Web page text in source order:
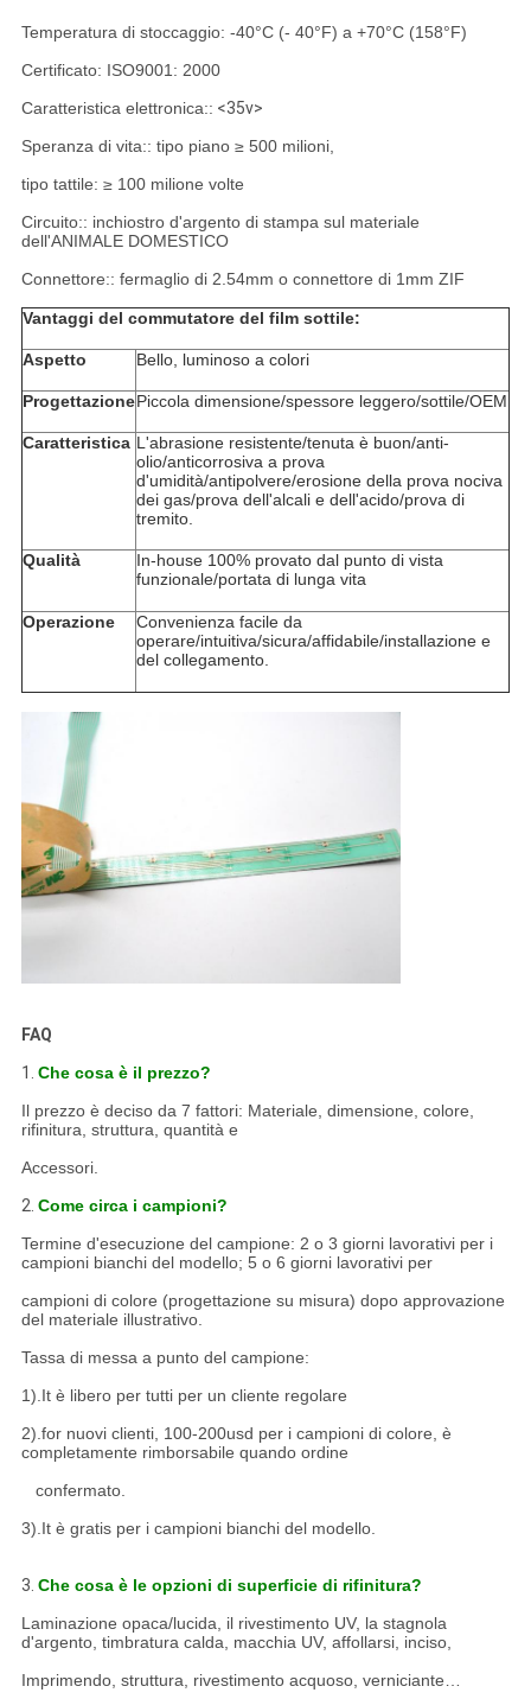
Temperatura di stoccaggio: -40°C (- 40°F) a +70°C (158°F)
Certificato: ISO9001: 2000
Caratteristica elettronica:: <35v>
Speranza di vita:: tipo piano ≥ 500 milioni,
tipo tattile: ≥ 100 milione volte
Circuito:: inchiostro d'argento di stampa sul materiale
dell'ANIMALE DOMESTICO
Connettore:: fermaglio di 2.54mm o connettore di 1mm ZIF
Vantaggi del commutatore del film sottile:
Aspetto Bello, luminoso a colori
ProgettazionePiccola dimensione/spessore leggero/sottile/OEM
Caratteristica L'abrasione resistente/tenuta è buon/anti-
olio/anticorrosiva a prova
d'umidità/antipolvere/erosione della prova nociva
dei gas/prova dell'alcali e dell'acido/prova di
tremito.
Qualità
In-house 100% provato dal punto di vista
funzionale/portata di lunga vita
Operazione
Convenienza facile da
operare/intuitiva/sicura/affidabile/installazione e
del collegamento.
FAQ
1. Che cosa è il prezzo?
Il prezzo è deciso da 7 fattori: Materiale, dimensione, colore,
rifinitura, struttura, quantità e
Accessori.
2. Come circa i campioni?
Termine d'esecuzione del campione: 2 o 3 giorni lavorativi per i
campioni bianchi del modello; 5 o 6 giorni lavorativi per
campioni di colore (progettazione su misura) dopo approvazione
del materiale illustrativo.
Tassa di messa a punto del campione:
1).It è libero per tutti per un cliente regolare
2).for nuovi clienti, 100-200usd per i campioni di colore, è
completamente rimborsabile quando ordine
confermato.
3).It è gratis per i campioni bianchi del modello.
3. Che cosa è le opzioni di superficie di rifinitura?
Laminazione opaca/lucida, il rivestimento UV, la stagnola
d'argento, timbratura calda, macchia UV, affollarsi, inciso,
Imprimendo, struttura, rivestimento acquoso, verniciante…